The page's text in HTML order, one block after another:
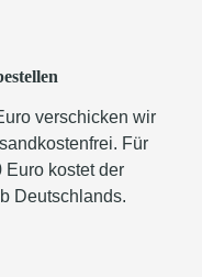
verschicken wir
Für
kostet der
Deutschlands.